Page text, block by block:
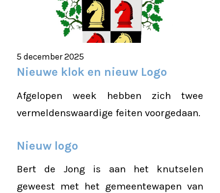
5 december 2025
Nieuwe klok en nieuw Logo
Afgelopen week hebben zich twee
vermeldenswaardige feiten voorgedaan.
Nieuw logo
Bert de Jong is aan het knutselen
geweest met het gemeentewapen van